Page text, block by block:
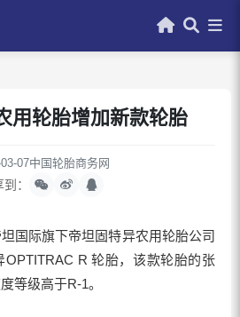
用轮胎增加新款轮胎
07中国轮胎商务网
：
际旗下帝坦固特异农用轮胎公司
R 轮胎，该款轮胎的张
等级高于R-1。